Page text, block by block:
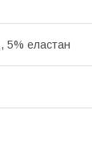
5% еластан